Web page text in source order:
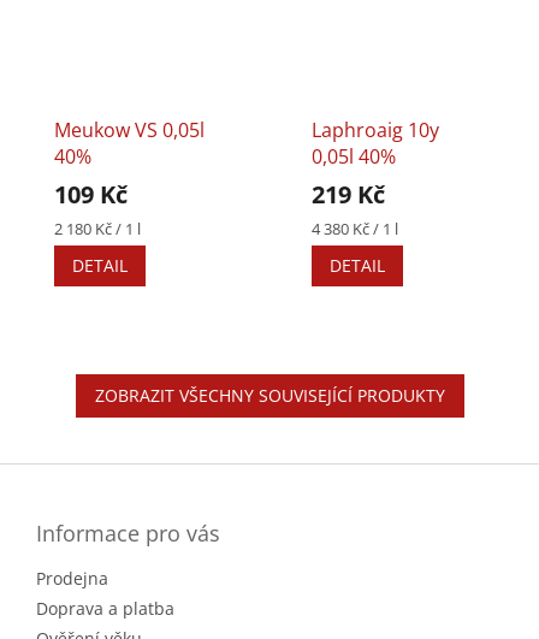
Meukow VS 0,05l
40%
109 Kč
Měrná
cena:
2 180 Kč / 1 l
DETAIL
Laphroaig 10y
0,05l 40%
219 Kč
Měrná
cena:
4 380 Kč / 1 l
DETAIL
ZOBRAZIT VŠECHNY SOUVISEJÍCÍ PRODUKTY
Informace pro vás
Prodejna
Doprava a platba